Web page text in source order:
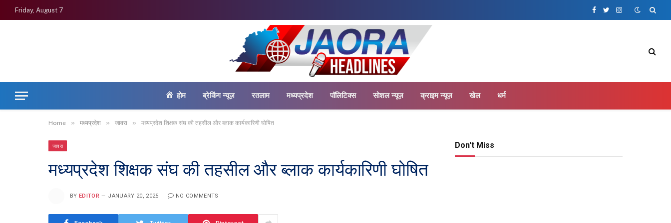
Friday, August 7
Facebook
TwitterInstagram
होम ब्रेकिंग न्यूज़ रतलाम मध्यप्रदेश पॉलिटिक्स सोशल न्यूज़ क्राइम न्यूज़ खेल धर्म
Home » मध्यप्रदेश » जावरा » मध्यप्रदेश शिक्षक संघ की तहसील और ब्लाक कार्यकारिणी घोषित
जावरा
मध्यप्रदेश शिक्षक संघ की तहसील और ब्लाक कार्यकारिणी घोषित
BY EDITOR JANUARY 20, 2025 NO COMMENTS
Don't Miss